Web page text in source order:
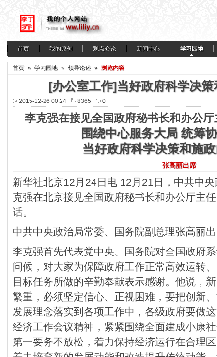
首页 我的原创 观点众论 新闻中心 学习园地
首页 » 学习园地 » 领导论述 » 浏览内容
[办公室工作]当好政府科学决
2015-12-26 00:24 8365 0
李克强在接见全国政府秘书长和办公
围绕中心服务大局 统筹
当好政府科学决策和施
张高丽出席
新华社北京12月24日电 12月21日，中共中
克强在北京接见全国政府秘书长和办公厅主
话。
中共中央政治局常委、国务院副总理张高丽
李克强首先代表党中央、国务院对全国政府
问候，对大家为保障政府工作正常高效运转
目标任务所做的辛勤奉献表示感谢。他说，
繁重，必须坚定信心、正视困难，要把创新
发展理念落实到各项工作中，各级政府要做
经济工作会议精神，紧紧围绕全面建成小康
第一要务不放松，着力保持经济运行在合理